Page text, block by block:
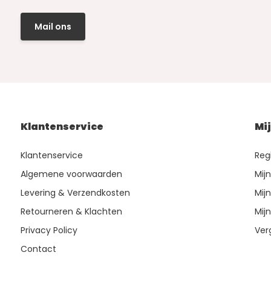
Mail ons
Klantenservice
Klantenservice
Algemene voorwaarden
Levering & Verzendkosten
Retourneren & Klachten
Privacy Policy
Contact